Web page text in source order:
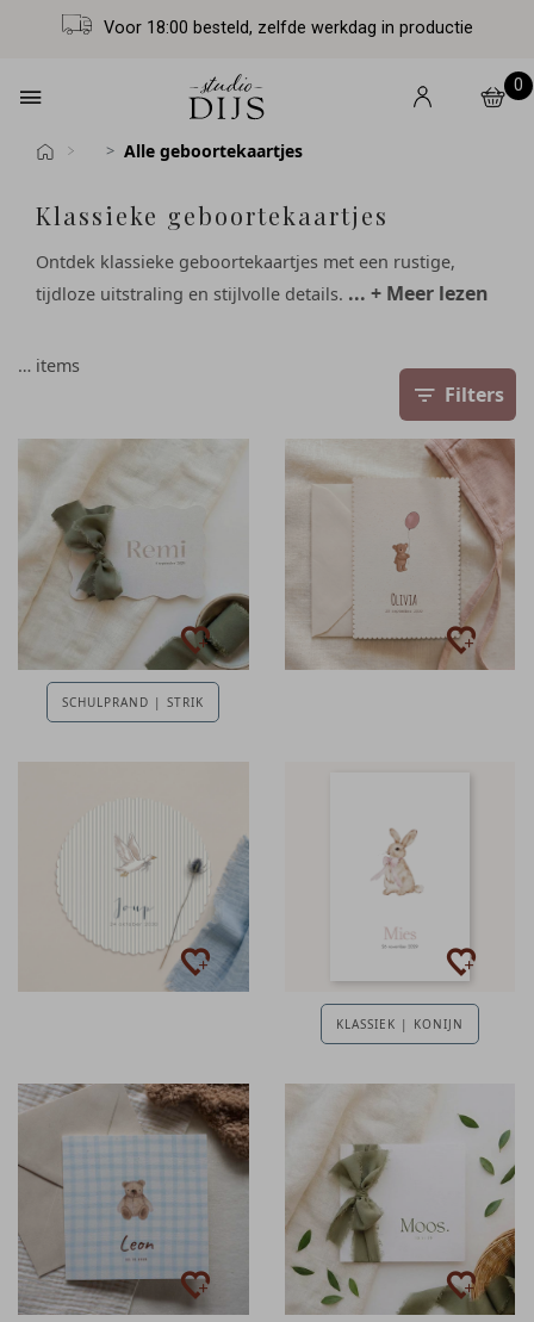
Voor 18:00 besteld, zelfde werkdag in productie
0
Alle geboortekaartjes
Klassieke geboortekaartjes
Ontdek klassieke geboortekaartjes met een rustige,
tijdloze uitstraling en stijlvolle details. ... + Meer lezen
… items
Filters
SCHULPRAND | STRIK
KLASSIEK | KONIJN